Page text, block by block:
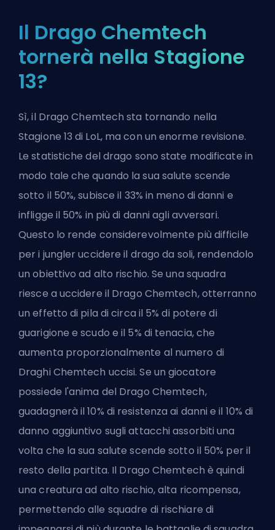
Il Drago Chemtech
tornerà nella Stagione
13?
Sì, il Drago Chemtech sta tornando nella
Stagione 13 di LoL, ma con un enorme revisione.
Le statistiche del drago sono state modificate in
modo tale che quando la sua salute scende
sotto il 50%, subisce il 33% in meno di danni e
infligge il 50% in più di danni agli avversari.
Questo lo rende considerevolmente più difficile
per i jungler uccidere il drago da soli, rendendolo
un obiettivo ad alto rischio. Se una squadra
riesce a uccidere il Drago Chemtech, otterranno
un effetto di pila di circa il 5% di potere di
guarigione e scudo e il 5% di tenacia, che
aumenta proporzionalmente al numero di
Draghi Chemtech uccisi. Se un giocatore
possiede l'anima del Drago Chemtech,
guadagnerà il 10% di resistenza ai danni e il 10% di
danno aggiuntivo sugli attacchi assorbiti una
volta che la sua salute scende sotto il 50% per il
resto della partita. Il Drago Chemtech è quindi
una creatura ad alto rischio, alta ricompensa,
permettendo alle squadre di rischiare di